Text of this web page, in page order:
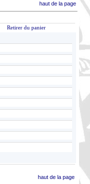
haut de la page
Retirer du panier
haut de la page